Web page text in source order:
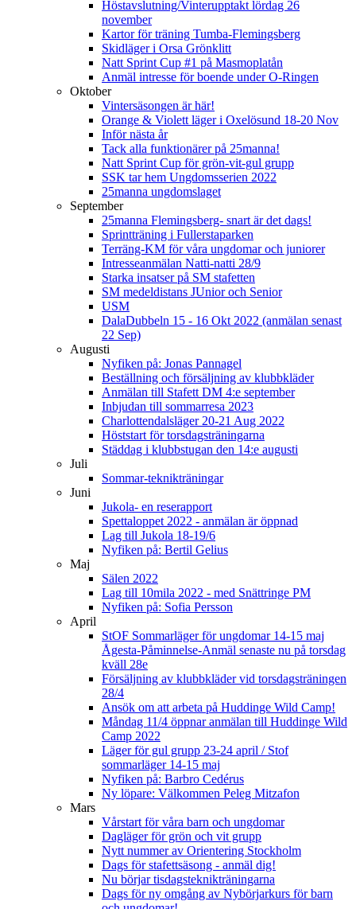
Höstavslutning/Vinterupptakt lördag 26
november
Kartor för träning Tumba-Flemingsberg
Skidläger i Orsa Grönklitt
Natt Sprint Cup #1 på Masmoplatån
Anmäl intresse för boende under O-Ringen
Oktober
Vintersäsongen är här!
Orange & Violett läger i Oxelösund 18-20 Nov
Inför nästa år
Tack alla funktionärer på 25manna!
Natt Sprint Cup för grön-vit-gul grupp
SSK tar hem Ungdomsserien 2022
25manna ungdomslaget
September
25manna Flemingsberg- snart är det dags!
Sprintträning i Fullerstaparken
Terräng-KM för våra ungdomar och juniorer
Intresseanmälan Natti-natti 28/9
Starka insatser på SM stafetten
SM medeldistans JUnior och Senior
USM
DalaDubbeln 15 - 16 Okt 2022 (anmälan senast
22 Sep)
Augusti
Nyfiken på: Jonas Pannagel
Beställning och försäljning av klubbkläder
Anmälan till Stafett DM 4:e september
Inbjudan till sommarresa 2023
Charlottendalsläger 20-21 Aug 2022
Höststart för torsdagsträningarna
Städdag i klubbstugan den 14:e augusti
Juli
Sommar-teknikträningar
Juni
Jukola- en reserapport
Spettaloppet 2022 - anmälan är öppnad
Lag till Jukola 18-19/6
Nyfiken på: Bertil Gelius
Maj
Sälen 2022
Lag till 10mila 2022 - med Snättringe PM
Nyfiken på: Sofia Persson
April
StOF Sommarläger för ungdomar 14-15 maj
Ågesta-Påminnelse-Anmäl senaste nu på torsdag
kväll 28e
Försäljning av klubbkläder vid torsdagsträningen
28/4
Ansök om att arbeta på Huddinge Wild Camp!
Måndag 11/4 öppnar anmälan till Huddinge Wild
Camp 2022
Läger för gul grupp 23-24 april / Stof
sommarläger 14-15 maj
Nyfiken på: Barbro Cedérus
Ny löpare: Välkommen Peleg Mitzafon
Mars
Vårstart för våra barn och ungdomar
Dagläger för grön och vit grupp
Nytt nummer av Orientering Stockholm
Dags för stafettsäsong - anmäl dig!
Nu börjar tisdagsteknikträningarna
Dags för ny omgång av Nybörjarkurs för barn